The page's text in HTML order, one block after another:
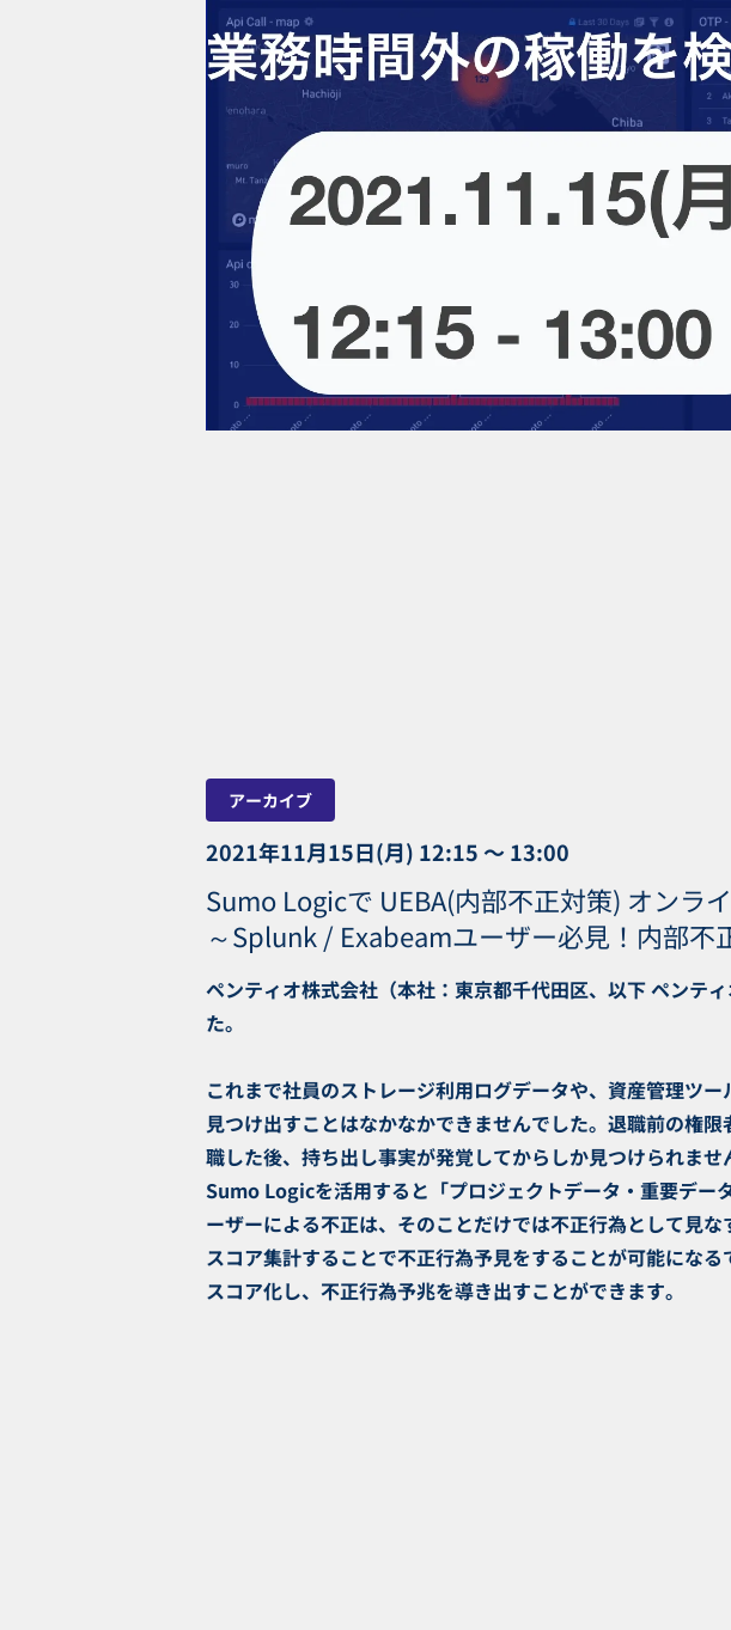
アーカイブ
2021年11月15日(月) 12:15 〜 13:00
Sumo Logicで UEBA(内部不正対策) オンラ
～Splunk / Exabeamユーザー必見！内部
ペンティオ株式会社（本社：東京都千代田区、以下 ペンテ
た。
これまで社員のストレージ利用ログデータや、資産管理ツ
見つけ出すことはなかなかできませんでした。退職前の権
職した後、持ち出し事実が発覚してからしか見つけられませ
Sumo Logicを活用すると「プロジェクトデータ・重要デー
ーザーによる不正は、そのことだけでは不正行為として見
スコア集計することで不正行為予見をすることが可能にな
スコア化し、不正行為予兆を導き出すことができます。